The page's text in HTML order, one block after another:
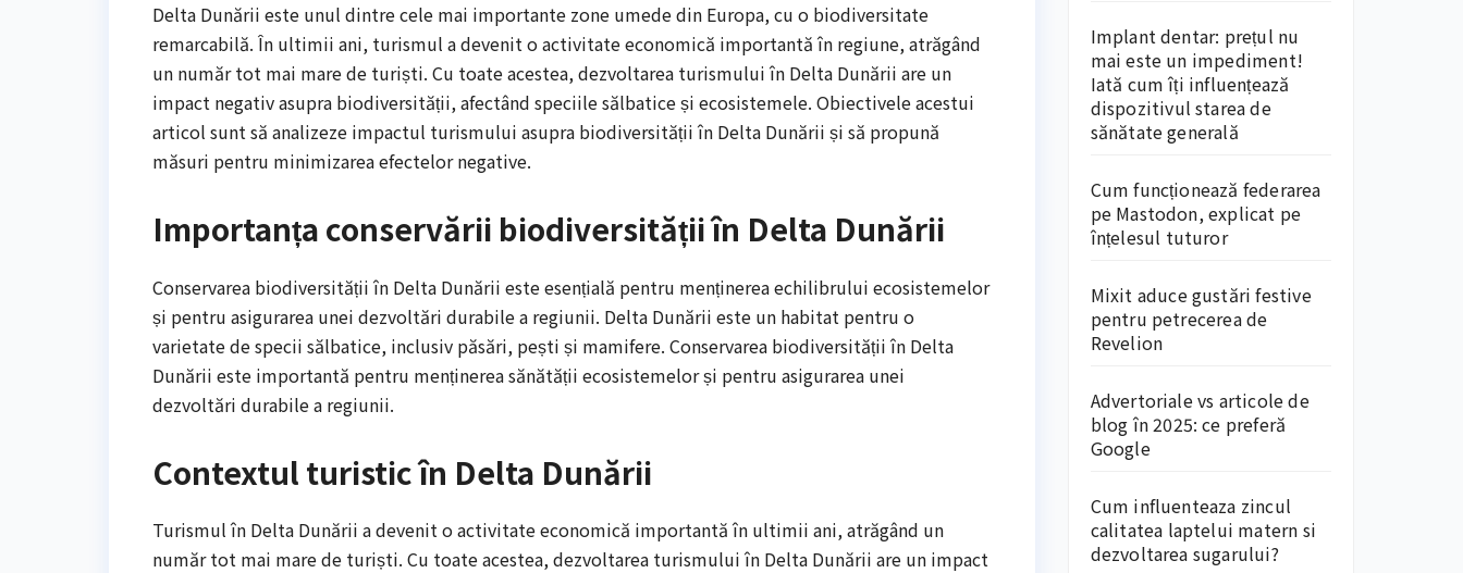
Delta Dunării este unul dintre cele mai importante zone umede din Europa, cu o biodiversitate
remarcabilă. În ultimii ani, turismul a devenit o activitate economică importantă în regiune, atrăgând
un număr tot mai mare de turiști. Cu toate acestea, dezvoltarea turismului în Delta Dunării are un
impact negativ asupra biodiversității, afectând speciile sălbatice și ecosistemele. Obiectivele acestui
articol sunt să analizeze impactul turismului asupra biodiversității în Delta Dunării și să propună
măsuri pentru minimizarea efectelor negative.
Importanța conservării biodiversității în Delta Dunării
Conservarea biodiversității în Delta Dunării este esențială pentru menținerea echilibrului ecosistemelor
și pentru asigurarea unei dezvoltări durabile a regiunii. Delta Dunării este un habitat pentru o
varietate de specii sălbatice, inclusiv păsări, pești și mamifere. Conservarea biodiversității în Delta
Dunării este importantă pentru menținerea sănătății ecosistemelor și pentru asigurarea unei
dezvoltări durabile a regiunii.
Contextul turistic în Delta Dunării
Turismul în Delta Dunării a devenit o activitate economică importantă în ultimii ani, atrăgând un
număr tot mai mare de turiști. Cu toate acestea, dezvoltarea turismului în Delta Dunării are un impact
Implant dentar: prețul nu
mai este un impediment!
Iată cum îți influențează
dispozitivul starea de
sănătate generală
Cum funcționează federarea
pe Mastodon, explicat pe
înțelesul tuturor
Mixit aduce gustări festive
pentru petrecerea de
Revelion
Advertoriale vs articole de
blog în 2025: ce preferă
Google
Cum influenteaza zincul
calitatea laptelui matern si
dezvoltarea sugarului?